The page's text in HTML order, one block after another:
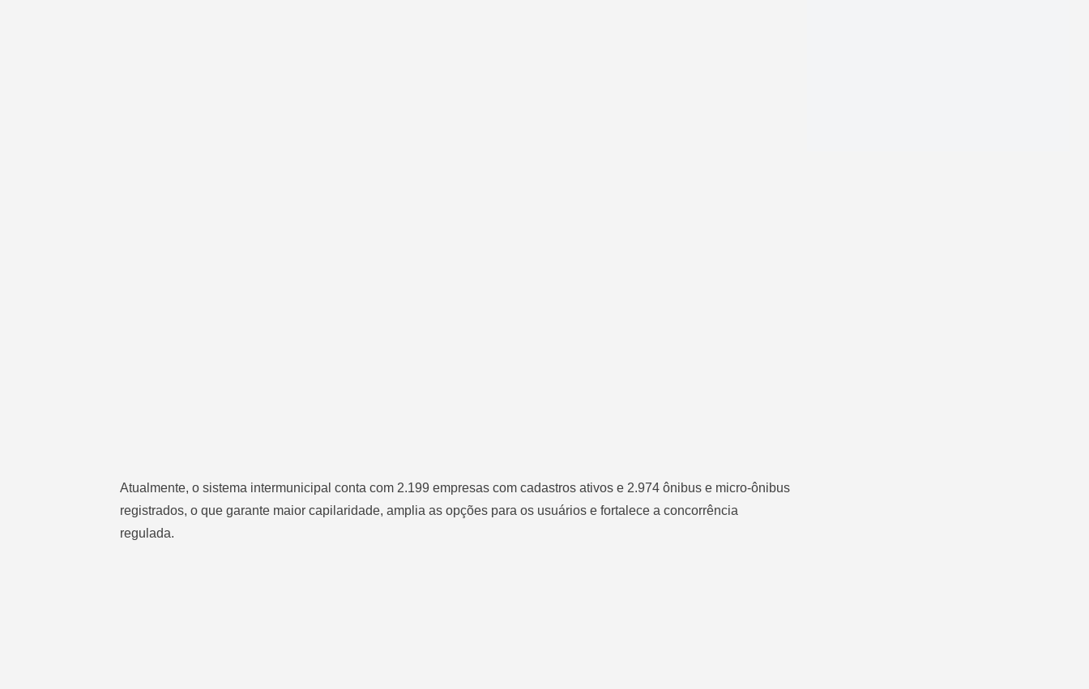
Atualmente, o sistema intermunicipal conta com 2.199 empresas com cadastros ativos e 2.974 ônibus e micro-ônibus
registrados, o que garante maior capilaridade, amplia as opções para os usuários e fortalece a concorrência
regulada.